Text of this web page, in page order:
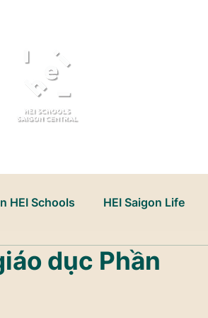
HEI Schools HEI Saigon Life
dục Phần